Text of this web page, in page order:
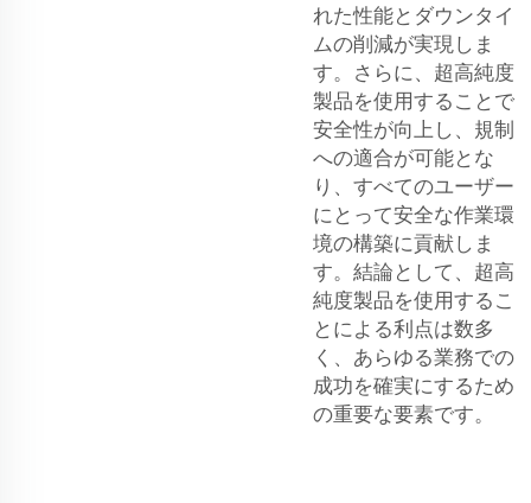
れた性能とダウンタイ
ムの削減が実現しま
す。さらに、超高純度
製品を使用することで
安全性が向上し、規制
への適合が可能とな
り、すべてのユーザー
にとって安全な作業環
境の構築に貢献しま
す。結論として、超高
純度製品を使用するこ
とによる利点は数多
く、あらゆる業務での
成功を確実にするため
の重要な要素です。